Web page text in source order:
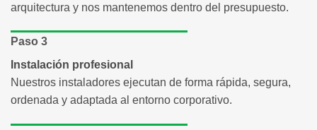
arquitectura y nos mantenemos dentro del presupuesto.
Paso 3
Instalación profesional
Nuestros instaladores ejecutan de forma rápida, segura,
ordenada y adaptada al entorno corporativo.